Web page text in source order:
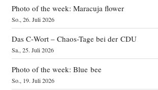
Photo of the week: Maracuja flower
So., 26. Juli 2026
Das C‑Wort – Chaos-Tage bei der CDU
Sa., 25. Juli 2026
Photo of the week: Blue bee
So., 19. Juli 2026